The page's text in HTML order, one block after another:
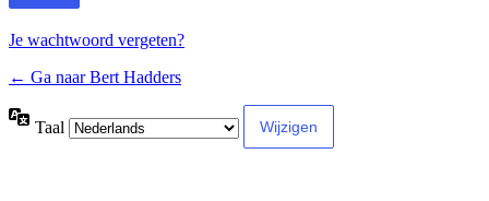
Je wachtwoord vergeten?
← Ga naar Bert Hadders
Taal